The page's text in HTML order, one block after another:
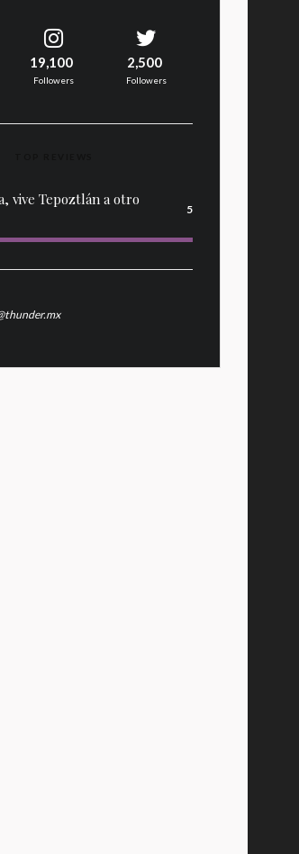
19,100
Followers
2,500
Followers
vive Tepoztlán a otro
5